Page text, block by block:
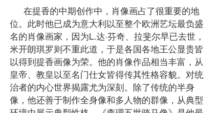
在提香的中期创作中，肖像画占了很重要的地
位。此时他已成为意大利以至整个欧洲艺坛最负盛
名的肖像画家，因为L.达·芬奇、拉斐尔早已去世，
米开朗琪罗则不重此道，于是各国各地王公显贵皆
以得到提香画像为荣。他的肖像作品相当丰富，从
皇帝、教皇以至名门仕女皆得传其性格容貌。对统
治者的内心世界揭露尤为深刻。除了传统的半身
像，他还善于制作全身像和多人物的群像，从典型